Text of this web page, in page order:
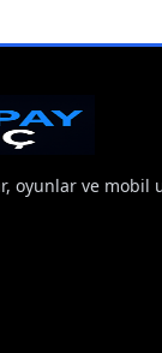
oyunlar ve mobil